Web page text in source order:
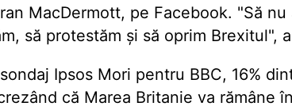
MacDermott, pe Facebook. "Să
să protestăm și să oprim Brexitul",
Ipsos Mori pentru BBC, 16%
că Marea Britanie va rămâne